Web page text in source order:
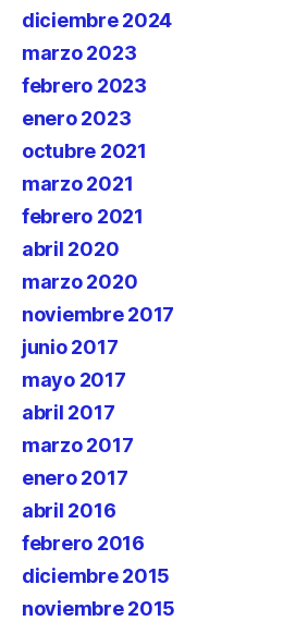
diciembre 2024
marzo 2023
febrero 2023
enero 2023
octubre 2021
marzo 2021
febrero 2021
abril 2020
marzo 2020
noviembre 2017
junio 2017
mayo 2017
abril 2017
marzo 2017
enero 2017
abril 2016
febrero 2016
diciembre 2015
noviembre 2015